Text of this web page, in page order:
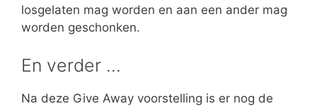
losgelaten mag worden en aan een ander mag
worden geschonken.
En verder …
Na deze Give Away voorstelling is er nog de